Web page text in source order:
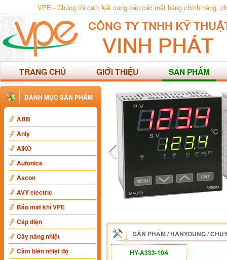
VPE - Chúng tôi cam kết cung cấp các mặt hàng chính hãng,
TRANG CHỦ GIỚI THIỆU SẢN PHẨM
DANH MỤC SẢN PHẨM
ABB
Anly
AIKO
Autonics
Ascon
AVY electric
Báo mất khí VPE
Cáp điện
Cây nâng nhiệt
Cảm biến nhiệt độ
SẢN PHẨM/HANYOUNG/
HY-A333-10A